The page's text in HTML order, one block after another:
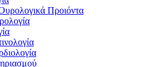
Προιόντα